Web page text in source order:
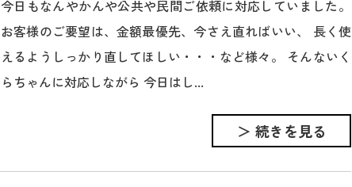
今日もなんやかんや公共や民間ご依頼に対応していました。
お客様のご要望は、金額最優先、今さえ直ればいい、 長く使
えるようしっかり直してほしい・・・など様々。 そんないく
らちゃんに対応しながら 今日はし...
＞ 続きを見る